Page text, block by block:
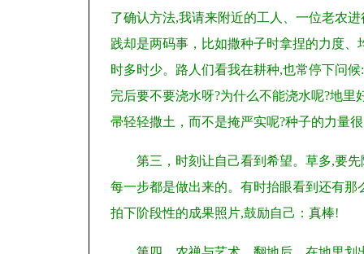
了确认方法,我请来附近的工人、一位老农
践却是两码事，比如撒种子时拿捏的力度
时多时少。路人们看我在耕种,也常停下问
完后要不要浇水呀?为什么不能浇水呢?地
帚轻轻撒土，而不是掩严实呢?种子的力量
第三，时刻让自己看到希望。草多,要
每一步都是做出来的。有时抬眼看到还有
拍下阶段性的成果照片,鼓励自己：真棒!